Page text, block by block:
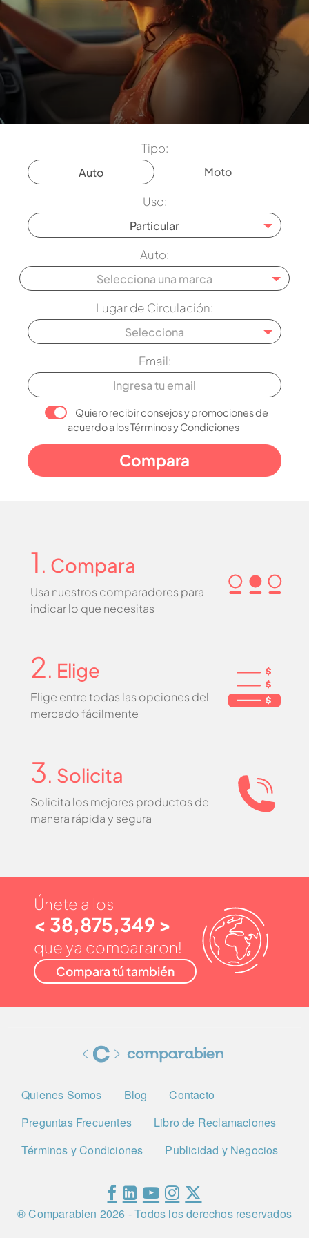
Tipo:
Auto
Moto
Uso:
Particular
Auto:
Selecciona una marca
Lugar de Circulación:
Selecciona
Email:
Quiero recibir consejos y promociones de
acuerdo a losTérminos y Condiciones
1 . Compara
Usa nuestros comparadores para
indicar lo que necesitas
2. Elige
Elige entre todas las opciones del
mercado fácilmente
3. Solicita
Solicita los mejores productos de
manera rápida y segura
Únete a los
< 38,875,349 >
que ya compararon!
Compara tú también
Quienes Somos Blog
Contacto
Preguntas Frecuentes
Libro de Reclamaciones
Términos y Condiciones
Publicidad y Negocios
® Comparabien 2026 - Todos los derechos reservados